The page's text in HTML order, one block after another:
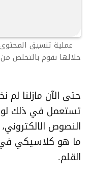
عملية تنسيق
خلالها نقوم بالتخلص
حتى الآن مازلنا
تستعمل في ذلك
النصوص
ما هو كلاسيكي في
القلم.